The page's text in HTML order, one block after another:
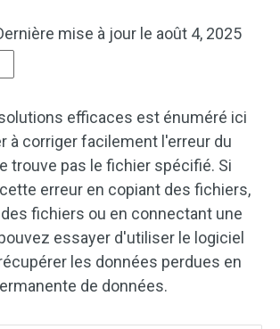
mise à jour le août 4, 2025
efficaces est énuméré ici
à corriger facilement l'erreur du
trouve pas le fichier spécifié. Si
erreur en copiant des fichiers,
fichiers ou en connectant une
essayer d'utiliser le logiciel
les données perdues en
de données.